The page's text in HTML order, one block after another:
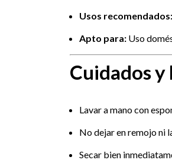
Usos recomendados:
Apto para: Uso
Cuidados y
Lavar a mano con
No dejar en remojo ni
Secar bien